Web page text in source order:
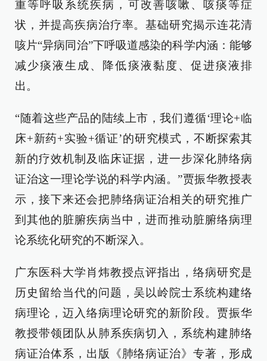
重等呼吸系统疾病，可改善咳嗽、咳痰等症
状，并提高疾病治疗率。基础研究揭示连花清
咳片“异病同治”下呼吸道感染的科学内涵：能够
减少痰液生成、降低痰液黏度、促进痰液排
出。
“随着这些产品的陆续上市，我们遵循‘理论+临
床+新药+实验+循证’的研究模式，不断探索其
新的疗效机制及临床证据，进一步深化肺络病
证治这一理论学说的科学内涵。”贾振华教授表
示，接下来还会把肺络病证治相关的研究推广
到其他的脏腑疾病当中，进而推动脏腑络病理
论系统化研究的不断深入。
广东医科大学肖炜教授点评指出，络病研究是
历史留给当代的问题，吴以岭院士系统构建络
病理论，迈入络病理论研究的新阶段。贾振华
教授带领团队从肺系疾病切入，系统构建肺络
病证治体系，出版《肺络病证治》专著，形成